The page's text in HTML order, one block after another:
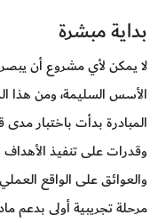
بداية مبشرة
لا يمكن لأي مشروع أن
الأسس السليمة، ومن هذا
المبادرة بدأت باختبار
وقدرات على تنفيذ
والعوائق على الواقع
مرحلة تجريبية أولى